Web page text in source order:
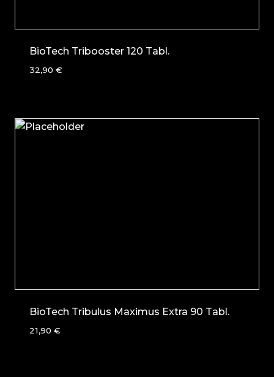
BioTech Tribooster 120 Tabl.
32,90 €
BioTech Tribulus Maximus Extra 90 Tabl.
21,90 €